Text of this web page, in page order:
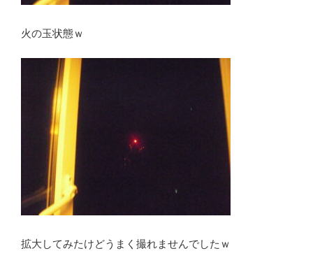
火の玉状態ｗ
拡大してみたけどうまく撮れませんでしたｗ